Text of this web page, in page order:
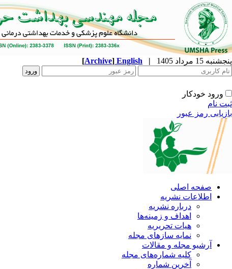
پنجشنبه 15 مرداد 1405 |
English
[Archive]
ورود خودکار
ثبت نام
بازیابی رمز عبور
صفحه اصلی
اطلاعات نشریه
درباره نشریه
اهداف و زمینه‌ها
هیات تحریریه
نمایه سازهای مجله
آرشیو مجله و مقالات
کلیه شماره‌های مجله
آخرین شماره